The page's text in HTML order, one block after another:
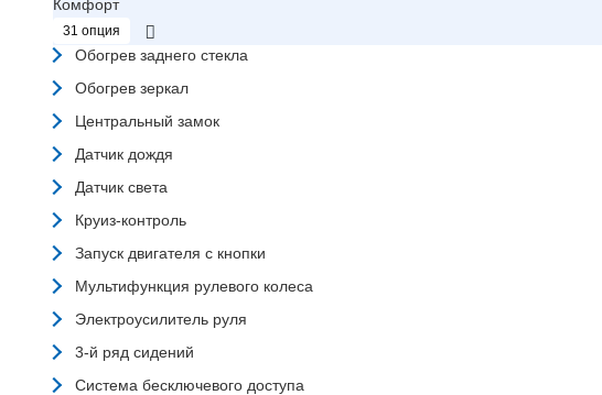
Комфорт
31 опция
Обогрев заднего стекла
Обогрев зеркал
Центральный замок
Датчик дождя
Датчик света
Круиз-контроль
Запуск двигателя с кнопки
Мультифункция рулевого колеса
Электроусилитель руля
3-й ряд сидений
Система бесключевого доступа